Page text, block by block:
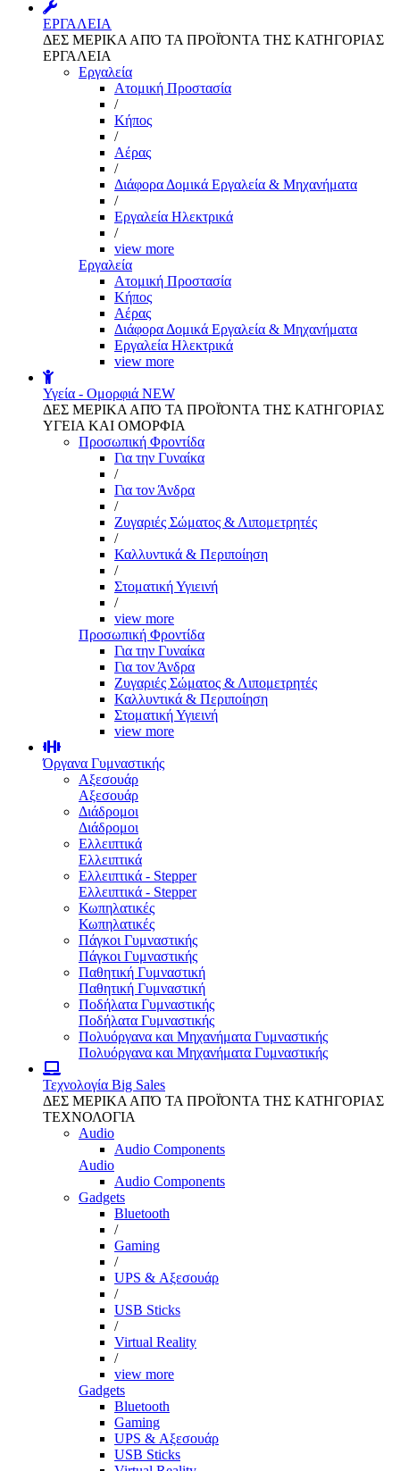
ΕΡΓΑΛΕΙΑ
ΔΕΣ ΜΕΡΙΚΑ ΑΠΌ ΤΑ ΠΡΟΪΌΝΤΑ ΤΗΣ ΚΑΤΗΓΟΡΙΑΣ
ΕΡΓΑΛΕΙΑ
Εργαλεία
Aτομική Προστασία
/
Kήπος
/
Αέρας
/
Διάφορα Δομικά Εργαλεία & Μηχανήματα
/
Εργαλεία Ηλεκτρικά
/
view more
Εργαλεία
Aτομική Προστασία
Kήπος
Αέρας
Διάφορα Δομικά Εργαλεία & Μηχανήματα
Εργαλεία Ηλεκτρικά
view more
Υγεία - Ομορφιά NEW
ΔΕΣ ΜΕΡΙΚΑ ΑΠΌ ΤΑ ΠΡΟΪΌΝΤΑ ΤΗΣ ΚΑΤΗΓΟΡΙΑΣ
ΥΓΕΙΑ ΚΑΙ ΟΜΟΡΦΙΑ
Προσωπική Φροντίδα
Για την Γυναίκα
/
Για τον Άνδρα
/
Ζυγαριές Σώματος & Λιπομετρητές
/
Καλλυντικά & Περιποίηση
/
Στοματική Υγιεινή
/
view more
Προσωπική Φροντίδα
Για την Γυναίκα
Για τον Άνδρα
Ζυγαριές Σώματος & Λιπομετρητές
Καλλυντικά & Περιποίηση
Στοματική Υγιεινή
view more
Όργανα Γυμναστικής
Αξεσουάρ
Αξεσουάρ
Διάδρομοι
Διάδρομοι
Ελλειπτικά
Ελλειπτικά
Ελλειπτικά - Stepper
Ελλειπτικά - Stepper
Κωπηλατικές
Κωπηλατικές
Πάγκοι Γυμναστικής
Πάγκοι Γυμναστικής
Παθητική Γυμναστική
Παθητική Γυμναστική
Ποδήλατα Γυμναστικής
Ποδήλατα Γυμναστικής
Πολυόργανα και Μηχανήματα Γυμναστικής
Πολυόργανα και Μηχανήματα Γυμναστικής
Τεχνολογία Big Sales
ΔΕΣ ΜΕΡΙΚΑ ΑΠΌ ΤΑ ΠΡΟΪΌΝΤΑ ΤΗΣ ΚΑΤΗΓΟΡΙΑΣ
ΤΕΧΝΟΛΟΓΙΑ
Audio
Audio Components
Audio
Audio Components
Gadgets
Bluetooth
/
Gaming
/
UPS & Αξεσουάρ
/
USB Sticks
/
Virtual Reality
/
view more
Gadgets
Bluetooth
Gaming
UPS & Αξεσουάρ
USB Sticks